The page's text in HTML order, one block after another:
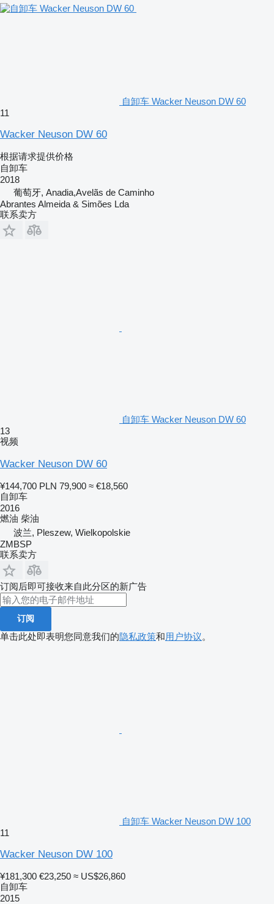
自卸车 Wacker Neuson DW 60
11
Wacker Neuson DW 60
根据请求提供价格
自卸车
2018
葡萄牙, Anadia,Avelãs de Caminho
Abrantes Almeida & Simões Lda
联系卖方
自卸车 Wacker Neuson DW 60
13
视频
Wacker Neuson DW 60
¥144,700 PLN 79,900 ≈ €18,560
自卸车
2016
燃油 柴油
波兰, Pleszew, Wielkopolskie
ZMBSP
联系卖方
订阅后即可接收来自此分区的新广告
订阅
单击此处即表明您同意我们的隐私政策和用户协议。
自卸车 Wacker Neuson DW 100
11
Wacker Neuson DW 100
¥181,300 €23,250 ≈ US$26,860
自卸车
2015